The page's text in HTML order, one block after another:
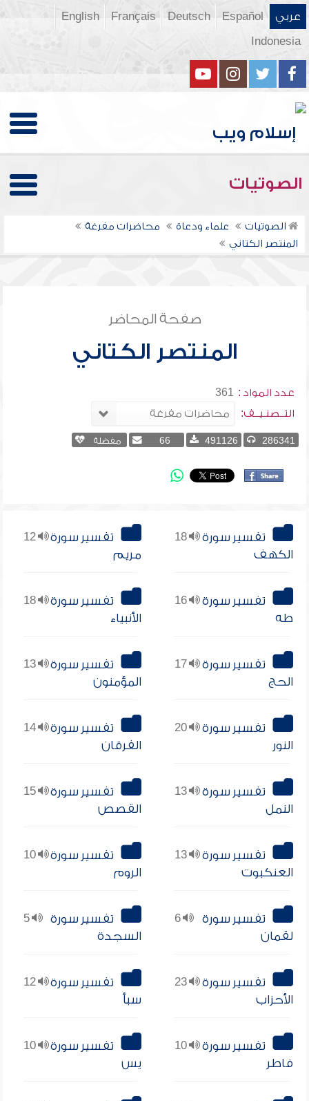
عربي Español
Deutsch
Français
English
Indonesia
الصوتيات
الصوتيات علماء ودعاة
محاضرات مفرغة
المنتصر الكتاني
صفحة المحاضر
المنتصر الكتاني
عدد المواد : 361
التــصنـيــف:
286341
491126
66 مفضلة
18
تفسير سورة
الكهف
12
تفسير سورة
مريم
16
تفسير سورة
طه
18
تفسير سورة
الأنبياء
17
تفسير سورة
الحج
13
تفسير سورة
المؤمنون
20
تفسير سورة
النور
14
تفسير سورة
الفرقان
13
تفسير سورة
النمل
15
تفسير سورة
القصص
13
تفسير سورة
العنكبوت
10
تفسير سورة
الروم
6
تفسير سورة
لقمان
5
تفسير سورة
السجدة
23
تفسير سورة
الأحزاب
12
تفسير سورة
سبأ
10
تفسير سورة
فاطر
10
تفسير سورة
يس